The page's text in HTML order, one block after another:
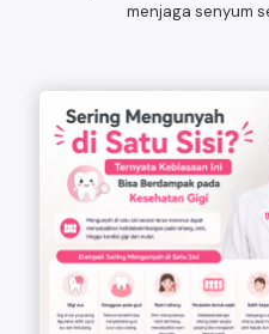
menjaga senyum